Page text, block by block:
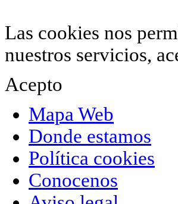
Las cookies nos
nuestros servicios,
Acepto
Mapa Web
Donde estamos
Política cookies
Conocenos